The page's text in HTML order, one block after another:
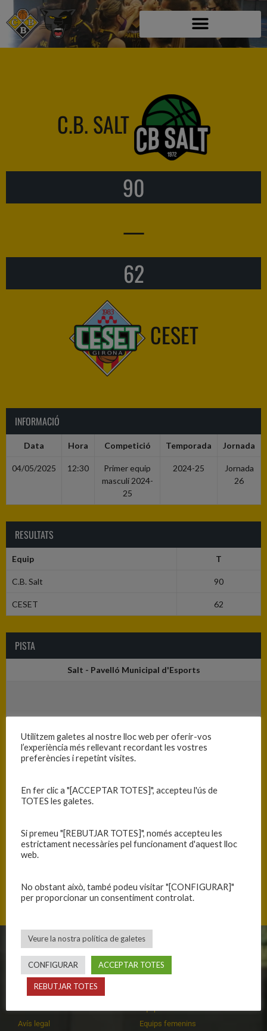
C.B. SALT
90
—
62
CESET
INFORMACIÓ
Data Hora Competició Temporada Jornada
04/05/2025 12:30
Primer equip
masculí 2024-
25
2024-25
Jornada
26
RESULTATS
Equip T
C.B. Salt 90
CESET 62
PISTA
Salt - Pavelló Municipal d'Esports
Passeig Països Catalans, 17190 Salt, Catalunya
Història
Avís legal
Primer equip masculí
Equips femenins
Utilitzem galetes al nostre lloc web per oferir-vos
l’experiència més rellevant recordant les vostres
preferències i repetint visites.
En fer clic a "[ACCEPTAR TOTES]", accepteu l'ús de
TOTES les galetes.
Si premeu "[REBUTJAR TOTES]", només accepteu les
estrictament necessàries pel funcionament d'aquest lloc
web.
No obstant això, també podeu visitar "[CONFIGURAR]"
per proporcionar un consentiment controlat.
Veure la nostra política de galetes
CONFIGURAR ACCEPTAR TOTES
REBUTJAR TOTES